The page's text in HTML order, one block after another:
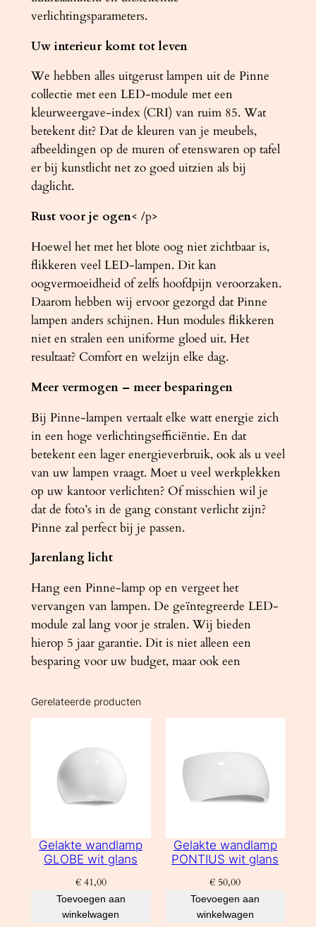
verlichtingsparameters.
Uw interieur komt tot leven
We hebben alles uitgerust lampen uit de Pinne
collectie met een LED-module met een
kleurweergave-index (CRI) van ruim 85. Wat
betekent dit? Dat de kleuren van je meubels,
afbeeldingen op de muren of etenswaren op tafel
er bij kunstlicht net zo goed uitzien als bij
daglicht.
Rust voor je ogen< /p>
Hoewel het met het blote oog niet zichtbaar is,
flikkeren veel LED-lampen. Dit kan
oogvermoeidheid of zelfs hoofdpijn veroorzaken.
Daarom hebben wij ervoor gezorgd dat Pinne
lampen anders schijnen. Hun modules flikkeren
niet en stralen een uniforme gloed uit. Het
resultaat? Comfort en welzijn elke dag.
Meer vermogen – meer besparingen
Bij Pinne-lampen vertaalt elke watt energie zich
in een hoge verlichtingsefficiëntie. En dat
betekent een lager energieverbruik, ook als u veel
van uw lampen vraagt. Moet u veel werkplekken
op uw kantoor verlichten? Of misschien wil je
dat de foto’s in de gang constant verlicht zijn?
Pinne zal perfect bij je passen.
Jarenlang licht
Hang een Pinne-lamp op en vergeet het
vervangen van lampen. De geïntegreerde LED-
module zal lang voor je stralen. Wij bieden
hierop 5 jaar garantie. Dit is niet alleen een
besparing voor uw budget, maar ook een
Gerelateerde producten
Gelakte wandlamp
GLOBE wit glans
€41,00
Toevoegen aan
winkelwagen
Gelakte wandlamp
PONTIUS wit glans
€ 50,00
Toevoegen aan
winkelwagen